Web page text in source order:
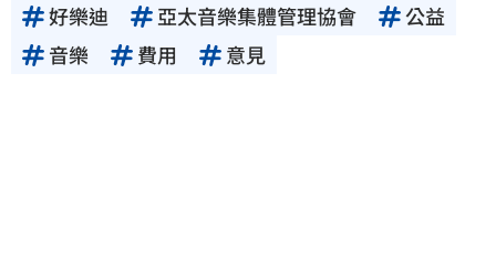
其真實性、正確性、即時性、完整性或合法
性。三立新聞網所提供的資訊內容，若其著作
好樂迪 亞太音樂集體管理協會
公益
音樂
費用 意見